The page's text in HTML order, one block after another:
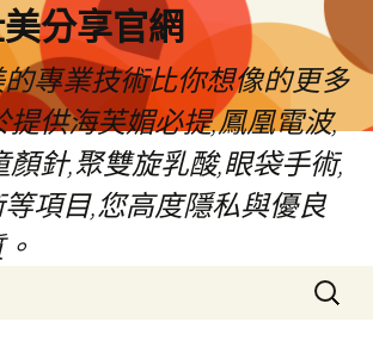
分享官網
專業技術比你想像的更多
提供海芙媚必提,鳳凰電波,
顏針,聚雙旋乳酸,眼袋手術,
項目,您高度隱私與優良
搜
尋